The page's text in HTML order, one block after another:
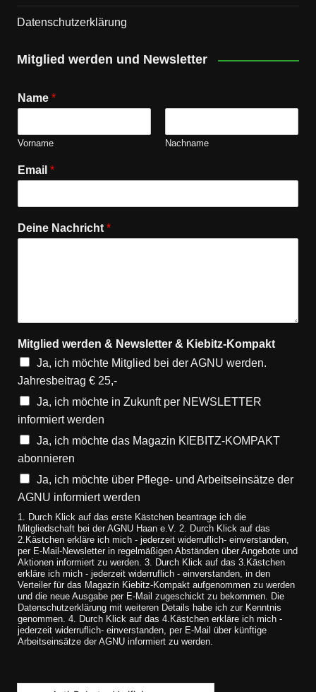
Datenschutz­erklärung
Mitglied werden und Newsletter
Name *
Vorname Nachname
Email *
Deine Nachricht *
Mitglied werden & Newsletter & Kiebitz-Kompakt
Ja, ich möchte Mitglied bei der AGNU werden.
Jahresbeitrag € 25,-
Ja, ich möchte in Zukunft per NEWSLETTER
informiert werden
Ja, ich möchte das Magazin KIEBITZ-KOMPAKT
abonnieren
Ja, ich möchte über Pflege- und Arbeitseinsätze der
AGNU informiert werden
1. Durch Klick auf das erste Kästchen beantrage ich die
Mitgliedschaft bei der AGNU Haan e.V. 2. Durch Klick auf das
2.Kästchen erkläre ich mich - jederzeit widerruflich- einverstanden,
per E-Mail-Newsletter in regelmäßigen Abständen über Angebote und
Aktionen informiert zu werden. 3. Durch Klick auf das 3.Kästchen
erkläre ich mich - jederzeit widerruflich - einverstanden, in den
Verteiler für das Magazin Kiebitz-Kompakt aufgenommen zu werden
und die neue Ausgabe per E-Mail zugeschickt zu bekommen. Die
Datenschutzerklärung mit weiteren Details habe ich zur Kenntnis
genommen. 4. Durch Klick auf das 4.Kästchen erkläre ich mich -
jederzeit widerruflich- einverstanden, per E-Mail über künftige
Arbeitseinsätze der AGNU informiert zu werden.